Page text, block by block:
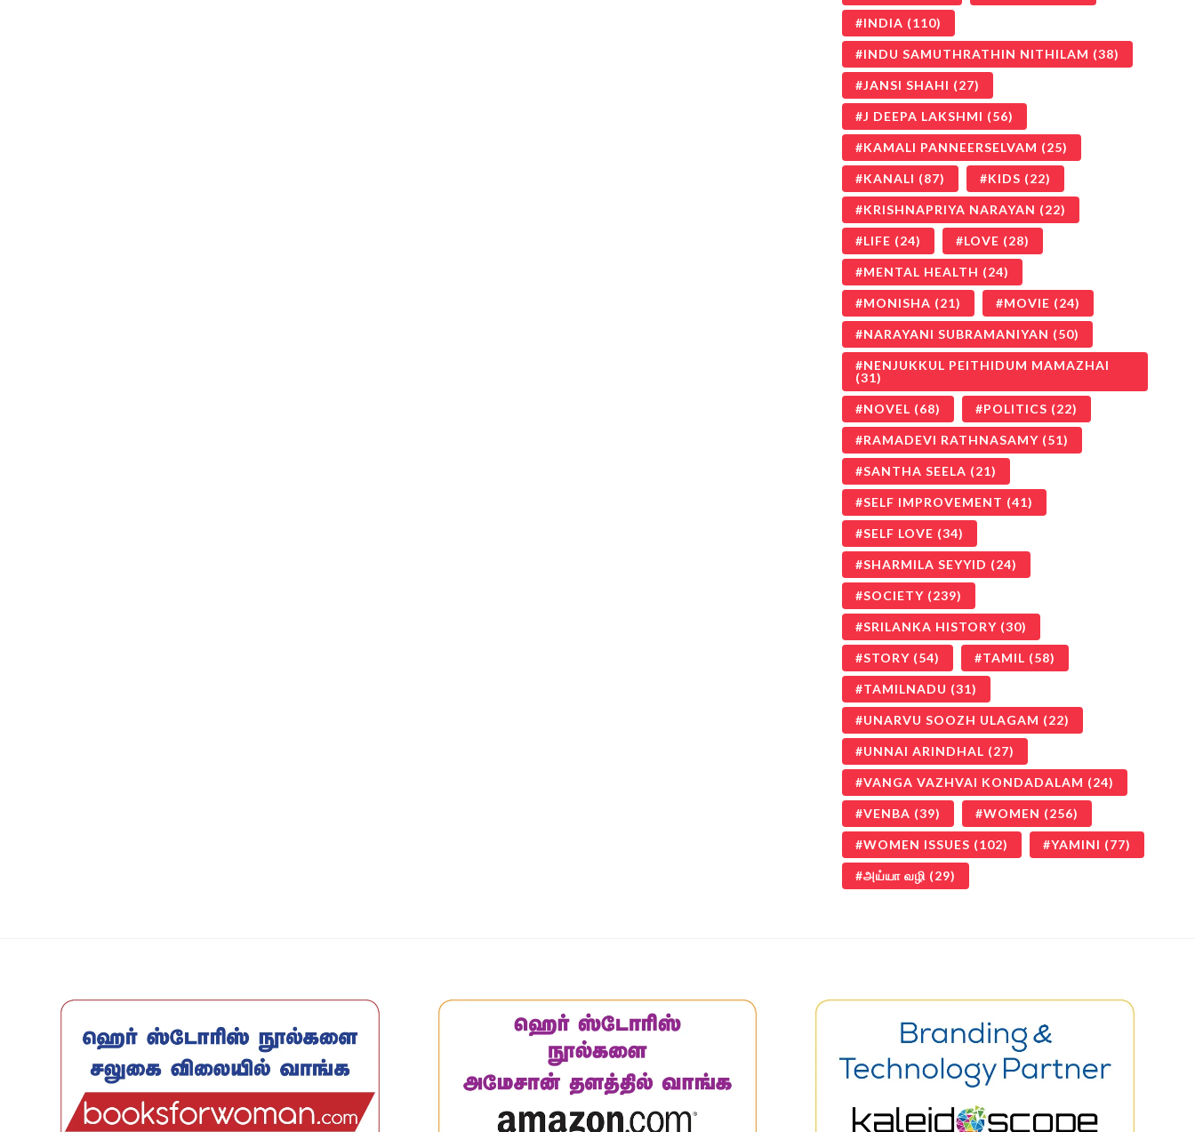
INDIA (110)
INDU SAMUTHRATHIN NITHILAM (38)
JANSI SHAHI (27)
J DEEPA LAKSHMI (56)
KAMALI PANNEERSELVAM (25)
KANALI (87) KIDS (22)
KRISHNAPRIYA NARAYAN (22)
LIFE (24) LOVE (28)
MENTAL HEALTH (24)
MONISHA (21) MOVIE (24)
NARAYANI SUBRAMANIYAN (50)
NENJUKKUL PEITHIDUM MAMAZHAI
(31)
NOVEL (68) POLITICS (22)
RAMADEVI RATHNASAMY (51)
SANTHA SEELA (21)
SELF IMPROVEMENT (41)
SELF LOVE (34)
SHARMILA SEYYID (24)
SOCIETY (239)
SRILANKA HISTORY (30)
STORY (54) TAMIL (58)
TAMILNADU (31)
UNARVU SOOZH ULAGAM (22)
UNNAI ARINDHAL (27)
VANGA VAZHVAI KONDADALAM (24)
VENBA (39) WOMEN (256)
WOMEN ISSUES (102) YAMINI (77)
அய்யா வழி (29)